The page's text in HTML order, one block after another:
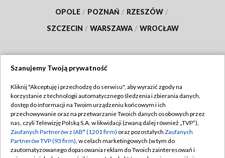
OPOLE / POZNAŃ / RZESZÓW /
SZCZECIN / WARSZAWA / WROCŁAW
TVP
Abonament TVP
Emisja w TVP
Centrum informacji TVP
Regulamin TVP
Polityka prywatności
Moje zgody
Szanujemy Twoją prywatność
Kliknij "Akceptuję i przechodzę do serwisu", aby wyrazić zgody na
korzystanie z technologii automatycznego śledzenia i zbierania danych,
dostęp do informacji na Twoim urządzeniu końcowym i ich
przechowywanie oraz na przetwarzanie Twoich danych osobowych przez
nas, czyli Telewizję Polską S.A. w likwidacji (zwaną dalej również „TVP”),
Zaufanych Partnerów z IAB* (1201 firm) oraz pozostałych Zaufanych
Partnerów TVP (93 firm), w celach marketingowych (w tym do
zautomatyzowanego dopasowania reklam do Twoich zainteresowań i